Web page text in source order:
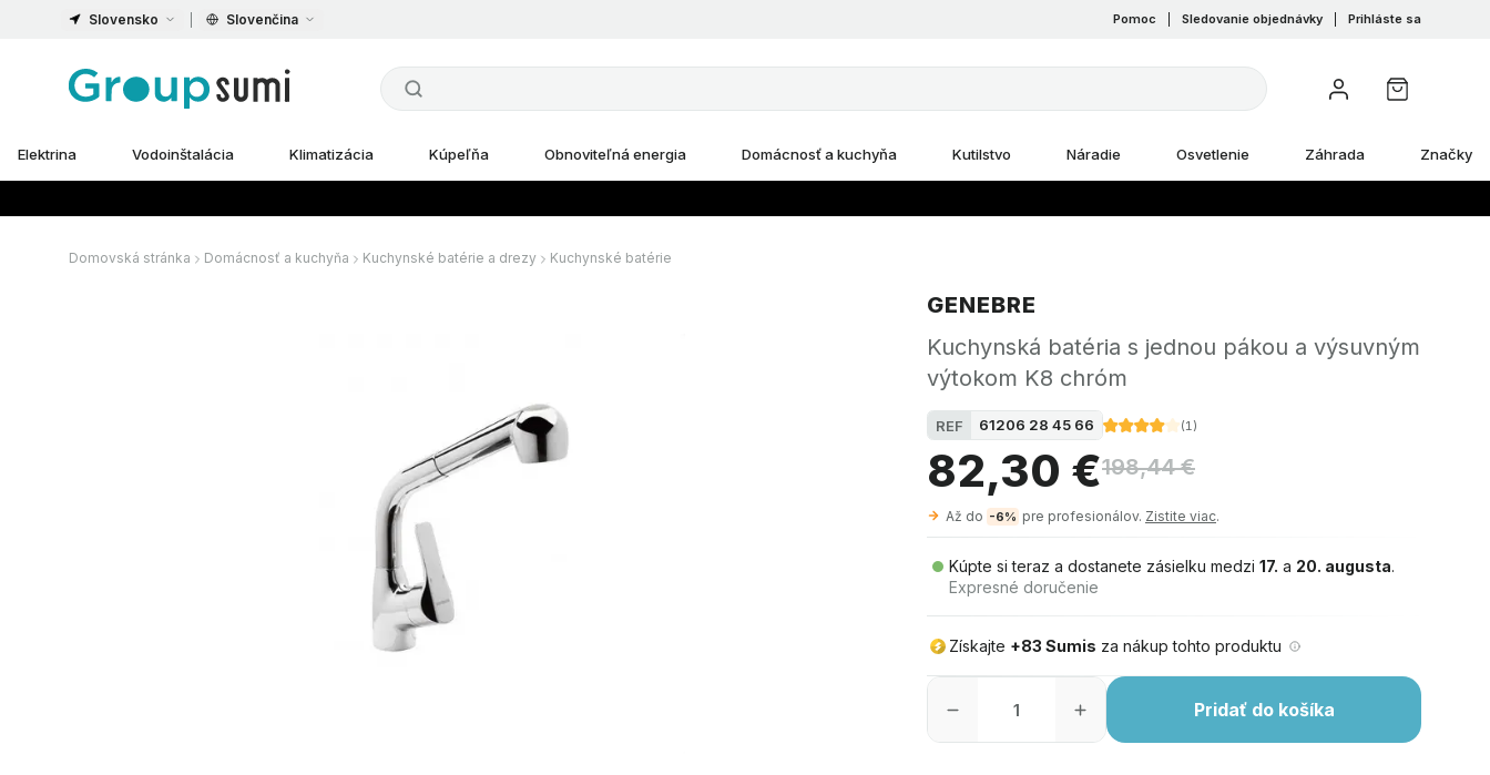
Slovensko Slovenčina Pomoc Sledovanie objednávky Prihláste sa
Elektrina Vodoinštalácia Klimatizácia Kúpeľňa Obnoviteľná energia Domácnosť a kuchyňa Kutilstvo Náradie Osvetlenie Záhrada Značky
Domovská stránka Domácnosť a kuchyňa Kuchynské batérie a drezy Kuchynské batérie
GENEBRE
Kuchynská batéria s jednou pákou a výsuvným
výtokom K8 chróm
REF 61206 28 45 66 (1 )
82,30 €198,44 €
Až do -6% pre profesionálov. Zistite viac.
Kúpte si teraz a dostanete zásielku medzi 17. a 20. augusta.
Expresné doručenie
Získajte +83 Sumis za nákup tohto produktu
Pridať do košíka